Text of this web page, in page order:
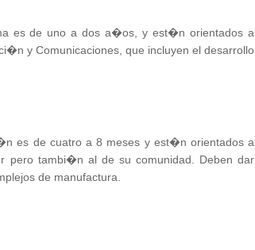
es de uno a dos a�os, y est�n orientados a
y Comunicaciones, que incluyen el desarrollo
es de cuatro a 8 meses y est�n orientados a
pero tambi�n al de su comunidad. Deben dar
de manufactura.